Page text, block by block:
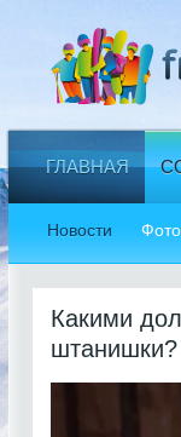
ГЛАВНАЯ
Новости
Какими
штанишки?